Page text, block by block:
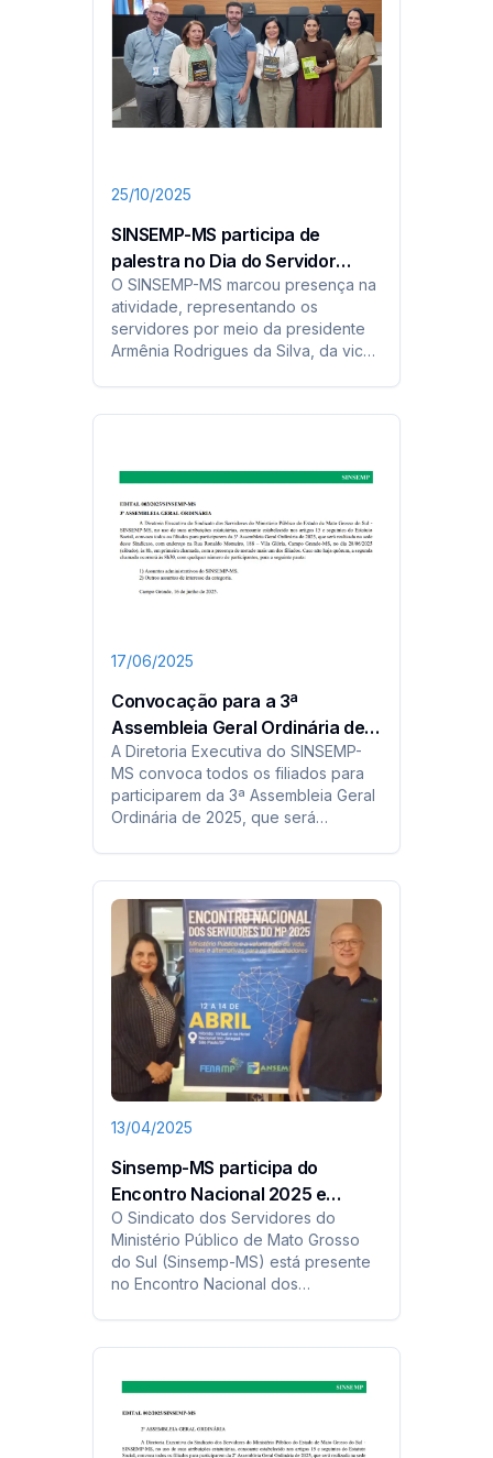
Defesa...
25/10/2025
SINSEMP-MS participa de
palestra no Dia do Servidor
Público
O SINSEMP-MS marcou presença na
atividade, representando os
servidores por meio da presidente
Armênia Rodrigues da Silva, da vice-
presença da diretoria reforça o
17/06/2025
Convocação para a 3ª
Assembleia Geral Ordinária de
2025
A Diretoria Executiva do SINSEMP-
MS convoca todos os filiados para
participarem da 3ª Assembleia Geral
Ordinária de 2025, que será
13/04/2025
Sinsemp-MS participa do
Encontro Nacional 2025 e
fortalece atuação junto às
entidades nacionais
O Sindicato dos Servidores do
Ministério Público de Mato Grosso
do Sul (Sinsemp-MS) está presente
no Encontro Nacional dos
ANSEMP, entre os dias 12 e 14 de